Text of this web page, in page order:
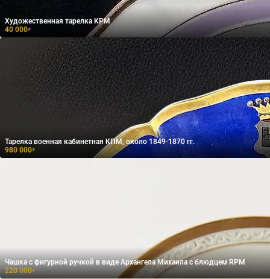
Художественная тарелка KPM
40 000₽
Тарелка военная кабинетная КПМ, около 1849-1870 гг.
980 000₽
Чашка с фигурной ручкой в виде Архангела Михаила с блюдцем RPM
220 000₽